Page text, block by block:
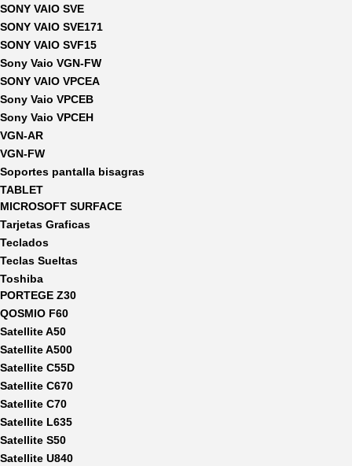
SONY VAIO SVE
SONY VAIO SVE171
SONY VAIO SVF15
Sony Vaio VGN-FW
SONY VAIO VPCEA
Sony Vaio VPCEB
Sony Vaio VPCEH
VGN-AR
VGN-FW
Soportes pantalla bisagras
TABLET
MICROSOFT SURFACE
Tarjetas Graficas
Teclados
Teclas Sueltas
Toshiba
PORTEGE Z30
QOSMIO F60
Satellite A50
Satellite A500
Satellite C55D
Satellite C670
Satellite C70
Satellite L635
Satellite S50
Satellite U840